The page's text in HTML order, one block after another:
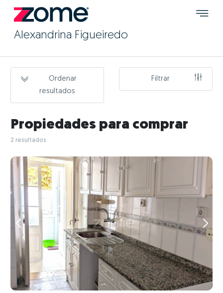
Alexandrina Figueiredo
Ordenar
resultados
Filtrar
Propiedades para comprar
2 resultados